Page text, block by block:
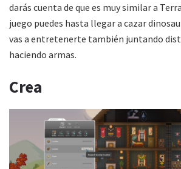
darás cuenta de que es muy similar a
juego puedes hasta llegar a cazar
vas a entretenerte también juntando
haciendo armas.
Crea